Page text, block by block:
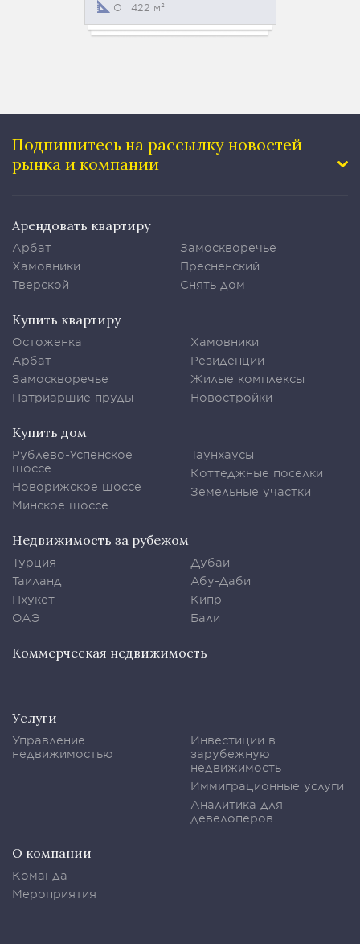
От 422 м²
Подпишитесь на рассылку новостей
рынка и компании
Арендовать квартиру
Арбат
Хамовники
Тверской
Замоскворечье
Пресненский
Снять дом
Купить квартиру
Остоженка
Арбат
Замоскворечье
Патриаршие пруды
Хамовники
Резиденции
Жилые комплексы
Новостройки
Купить дом
Рублево-Успенское
шоссе
Новорижское шоссе
Минское шоссе
Таунхаусы
Коттеджные поселки
Земельные участки
Недвижимость за рубежом
Турция
Таиланд
Пхукет
ОАЭ
Дубаи
Абу-Даби
Кипр
Бали
Коммерческая недвижимость
Услуги
Управление
недвижимостью
Инвестиции в
зарубежную
недвижимость
Иммиграционные услуги
Аналитика для
девелоперов
О компании
Команда
Мероприятия